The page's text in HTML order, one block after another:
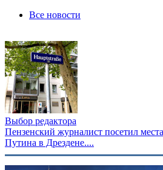
Все новости
Выбор редактора
Пензенский журналист посетил
Путина в Дрездене....